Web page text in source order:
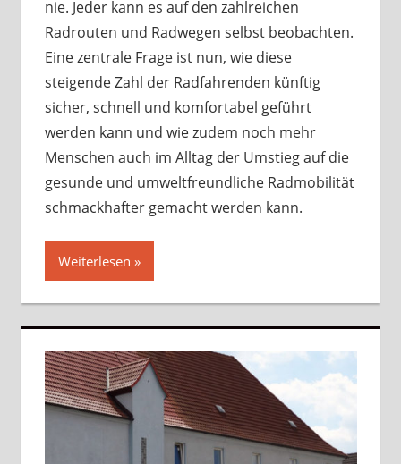
nie. Jeder kann es auf den zahlreichen
Radrouten und Radwegen selbst beobachten.
Eine zentrale Frage ist nun, wie diese
steigende Zahl der Radfahrenden künftig
sicher, schnell und komfortabel geführt
werden kann und wie zudem noch mehr
Menschen auch im Alltag der Umstieg auf die
gesunde und umweltfreundliche Radmobilität
schmackhafter gemacht werden kann.
Weiterlesen